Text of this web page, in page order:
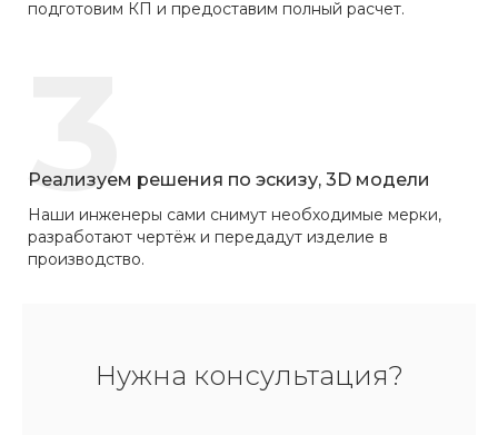
подготовим КП и предоставим полный расчет.
3
Реализуем решения по эскизу, 3D модели
Наши инженеры сами снимут необходимые мерки,
разработают чертёж и передадут изделие в
производство.
Нужна консультация?